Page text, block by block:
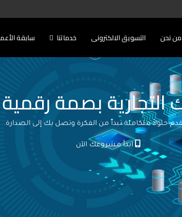
من نحن التسويق الالكترونى خدماتنا سابقة
التجارية بصمة
ابدأ مشروعك الآن